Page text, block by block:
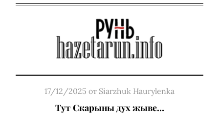
Posted
17/12/2025 от Siarzhuk Haurylenka
Тут Скарыны дух жыве…